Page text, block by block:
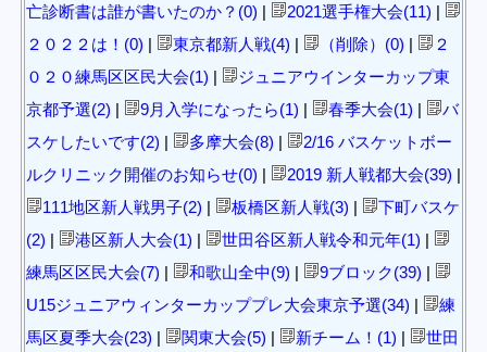
亡診断書は誰が書いたのか？(0) | 2021選手権大会(11) |
２０２２は！(0) | 東京都新人戦(4) | （削除）(0) |
２
０２０練馬区区民大会(1) |
ジュニアウインターカップ東
京都予選(2) | 9月入学になったら(1) | 春季大会(1) |
バ
スケしたいです(2) | 多摩大会(8) |
2/16 バスケットボー
ルクリニック開催のお知らせ(0) | 2019 新人戦都大会(39) |
111地区新人戦男子(2) | 板橋区新人戦(3) |
下町バスケ
(2) | 港区新人大会(1) | 世田谷区新人戦令和元年(1) |
練馬区区民大会(7) | 和歌山全中(9) | 9ブロック(39) |
U15ジュニアウィンターカッププレ大会東京予選(34) |
練
馬区夏季大会(23) | 関東大会(5) | 新チーム！(1) |
世田